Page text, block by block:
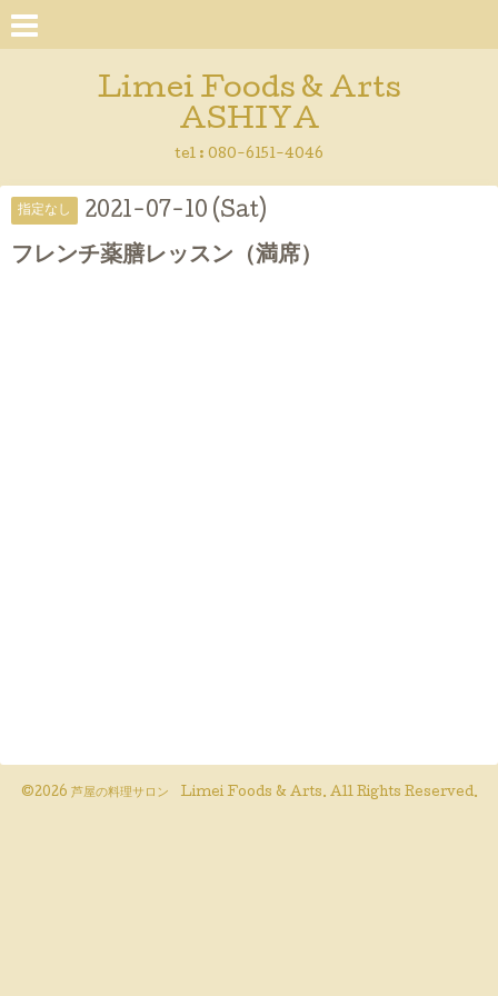
Limei Foods & Arts
ASHIYA
tel : 080-6151-4046
指定なし 2021-07-10 (Sat)
フレンチ薬膳レッスン（満席）
©2026 芦屋の料理サロン Limei Foods & Arts. All Rights Reserved.